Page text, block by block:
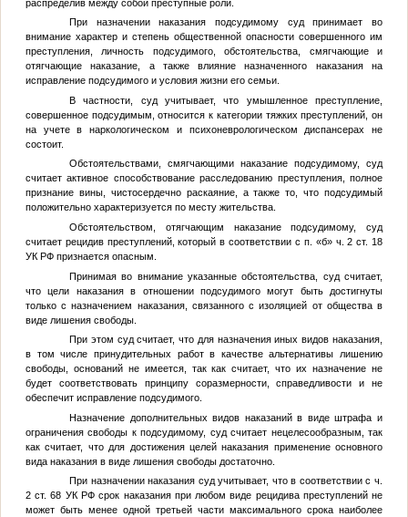
распределив между собой преступные роли.
При назначении наказания подсудимому суд принимает во
внимание характер и степень общественной опасности совершенного им
преступления, личность подсудимого, обстоятельства, смягчающие и
отягчающие наказание, а также влияние назначенного наказания на
исправление подсудимого и условия жизни его семьи.
В частности, суд учитывает, что умышленное преступление,
совершенное подсудимым, относится к категории тяжких преступлений, он
на учете в наркологическом и психоневрологическом диспансерах не
состоит.
Обстоятельствами, смягчающими наказание подсудимому, суд
считает активное способствование расследованию преступления, полное
признание вины, чистосердечно раскаяние, а также то, что подсудимый
положительно характеризуется по месту жительства.
Обстоятельством, отягчающим наказание подсудимому, суд
считает рецидив преступлений, который в соответствии с п. «б» ч. 2 ст. 18
УК РФ признается опасным.
Принимая во внимание указанные обстоятельства, суд считает,
что цели наказания в отношении подсудимого могут быть достигнуты
только с назначением наказания, связанного с изоляцией от общества в
виде лишения свободы.
При этом суд считает, что для назначения иных видов наказания,
в том числе принудительных работ в качестве альтернативы лишению
свободы, оснований не имеется, так как считает, что их назначение не
будет соответствовать принципу соразмерности, справедливости и не
обеспечит исправление подсудимого.
Назначение дополнительных видов наказаний в виде штрафа и
ограничения свободы к подсудимому, суд считает нецелесообразным, так
как считает, что для достижения целей наказания применение основного
вида наказания в виде лишения свободы достаточно.
При назначении наказания суд учитывает, что в соответствии с ч.
2 ст. 68 УК РФ срок наказания при любом виде рецидива преступлений не
может быть менее одной третьей части максимального срока наиболее